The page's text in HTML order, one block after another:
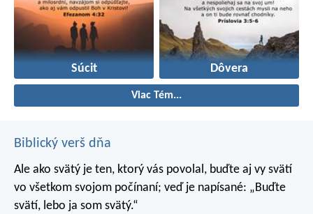
Súcit Dôvera
Viac Tém...
Biblický verš dňa
Ale ako svätý je ten, ktorý vás povolal, buďte aj vy svätí
vo všetkom svojom počínaní; veď je napísané: „Buďte
svätí, lebo ja som svätý.“